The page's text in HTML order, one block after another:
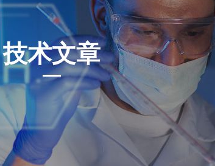
衍生物
标记定制
材料定制
子定制
肽定制
技术文章